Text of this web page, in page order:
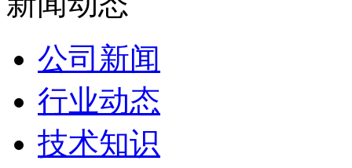
公司新闻
行业动态
技术知识